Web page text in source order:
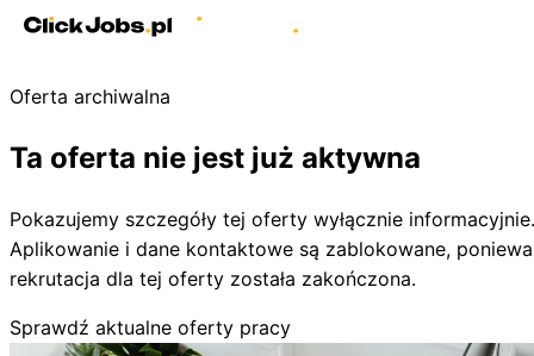
Oferta archiwalna
Ta oferta nie jest już aktywna
Pokazujemy szczegóły tej oferty wyłącznie informacyjnie.
Aplikowanie i dane kontaktowe są zablokowane,
rekrutacja dla tej oferty została zakończona.
Sprawdź aktualne oferty pracy